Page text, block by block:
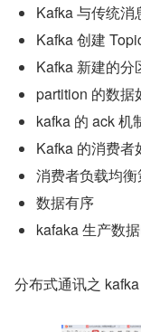
Kafka 与传统消
Kafka 创建
Kafka 新建的分
partition 的数据
kafka 的 ack 机
Kafka 的消费者
消费者负载均衡
数据有序
kafaka 生产数
分布式通讯之